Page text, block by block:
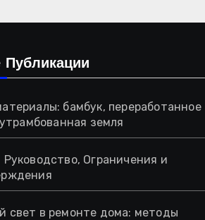
Публикации
бамбук, переработанное
земля
Руководство, Ограничения и
свет в ремонте дома: методы